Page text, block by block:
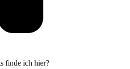
finde ich hier?